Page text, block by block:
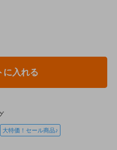
に入れる
大特価！セール商品♪